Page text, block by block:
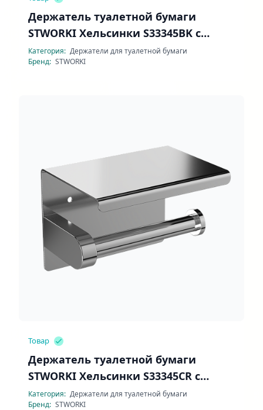
Держатель туалетной бумаги
STWORKI Хельсинки S33345BK с
полочкой
Категория: Держатели для туалетной бумаги
Бренд: STWORKI
Товар
Держатель туалетной бумаги
STWORKI Хельсинки S33345CR с
полочкой
Категория: Держатели для туалетной бумаги
Бренд: STWORKI